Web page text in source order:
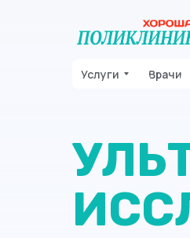
Услуги Врачи